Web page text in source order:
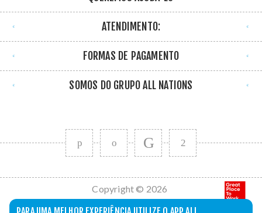
ATENDIMENTO:
FORMAS DE PAGAMENTO
SOMOS DO GRUPO ALL NATIONS
Copyright © 2026
All Nations. Todos